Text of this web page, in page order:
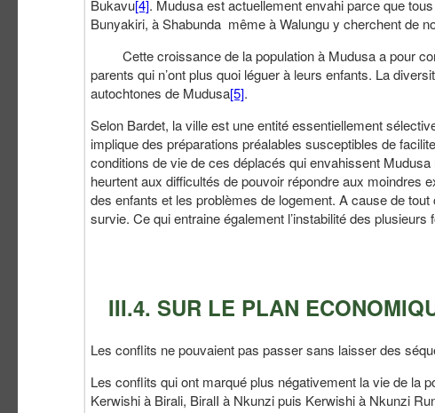
Bukavu[4]. Mudusa est actuellement envahi parce que
Bunyakiri, à Shabunda même à Walungu y cherchent de
Cette croissance de la population à Mudusa a pour
parents qui n’ont plus quoi léguer à leurs enfants. La
autochtones de Mudusa[5].
Selon Bardet, la ville est une entité essentiellement
implique des préparations préalables susceptibles de
conditions de vie de ces déplacés qui envahissent
heurtent aux difficultés de pouvoir répondre aux moindres
des enfants et les problèmes de logement. A cause de
survie. Ce qui entraine également l’instabilité des
III.4. SUR LE PLAN
Les conflits ne pouvaient pas passer sans laisser des
Les conflits qui ont marqué plus négativement la vie de la
Kerwishi à Birali, BiralI à Nkunzi puis Kerwishi à Nkunzi